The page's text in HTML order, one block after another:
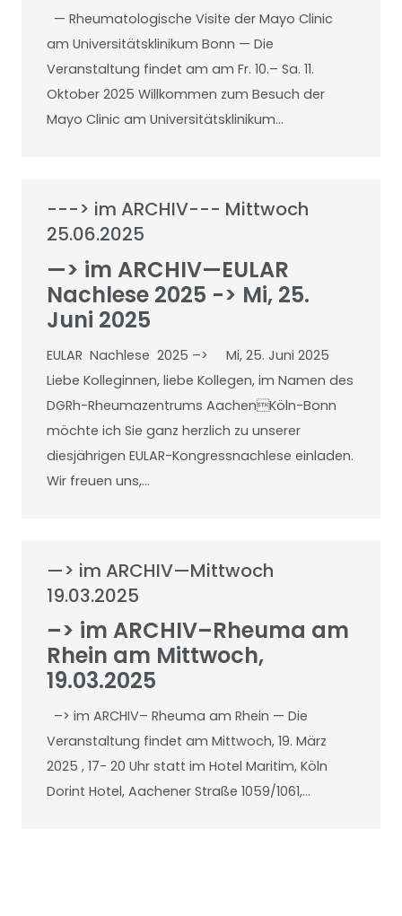
— Rheumatologische Visite der Mayo Clinic
am Universitätsklinikum Bonn — Die
Veranstaltung findet am am Fr. 10.– Sa. 11.
Oktober 2025 Willkommen zum Besuch der
Mayo Clinic am Universitätsklinikum…
---> im ARCHIV--- Mittwoch
25.06.2025
—> im ARCHIV—EULAR
Nachlese 2025 -> Mi, 25.
Juni 2025
EULAR Nachlese 2025 –> Mi, 25. Juni 2025
Liebe Kolleginnen, liebe Kollegen, im Namen des
DGRh-Rheumazentrums AachenKöln-Bonn
möchte ich Sie ganz herzlich zu unserer
diesjährigen EULAR-Kongressnachlese einladen.
Wir freuen uns,…
—> im ARCHIV—Mittwoch
19.03.2025
–> im ARCHIV–Rheuma am
Rhein am Mittwoch,
19.03.2025
–> im ARCHIV– Rheuma am Rhein — Die
Veranstaltung findet am Mittwoch, 19. März
2025 , 17- 20 Uhr statt im Hotel Maritim, Köln
Dorint Hotel, Aachener Straße 1059/1061,…